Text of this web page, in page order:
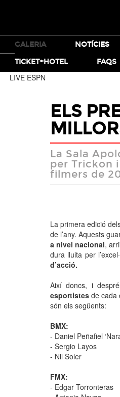
TICKETS
GALERIA NOTÍCIES
TICKET+HOTEL
FAQS
MOTO X
LIVE ESPN
ELS
La Sala
per Trickon
filmers de
La primera edició
de l’any. Aquests
a nivel nacional,
dura lluita per
d’acció.
Així doncs, i
esportistes de cada
són els següents:
BMX:
- Daniel Peñafiel
- Sergio Layos
- Nil Soler
FMX:
- Edgar Torronteras